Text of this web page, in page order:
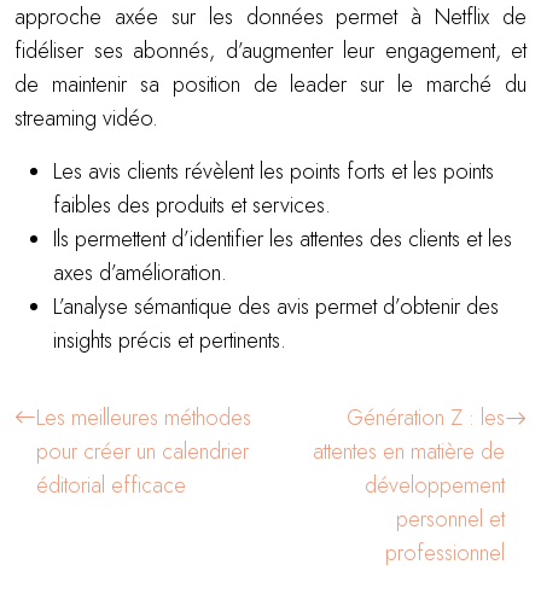
approche axée sur les données permet à Netflix de
fidéliser ses abonnés, d’augmenter leur engagement, et
de maintenir sa position de leader sur le marché du
streaming vidéo.
Les avis clients révèlent les points forts et les points
faibles des produits et services.
Ils permettent d’identifier les attentes des clients et les
axes d’amélioration.
L’analyse sémantique des avis permet d’obtenir des
insights précis et pertinents.
Les meilleures méthodes
pour créer un calendrier
éditorial efficace
Génération Z : les
attentes en matière de
développement
personnel et
professionnel